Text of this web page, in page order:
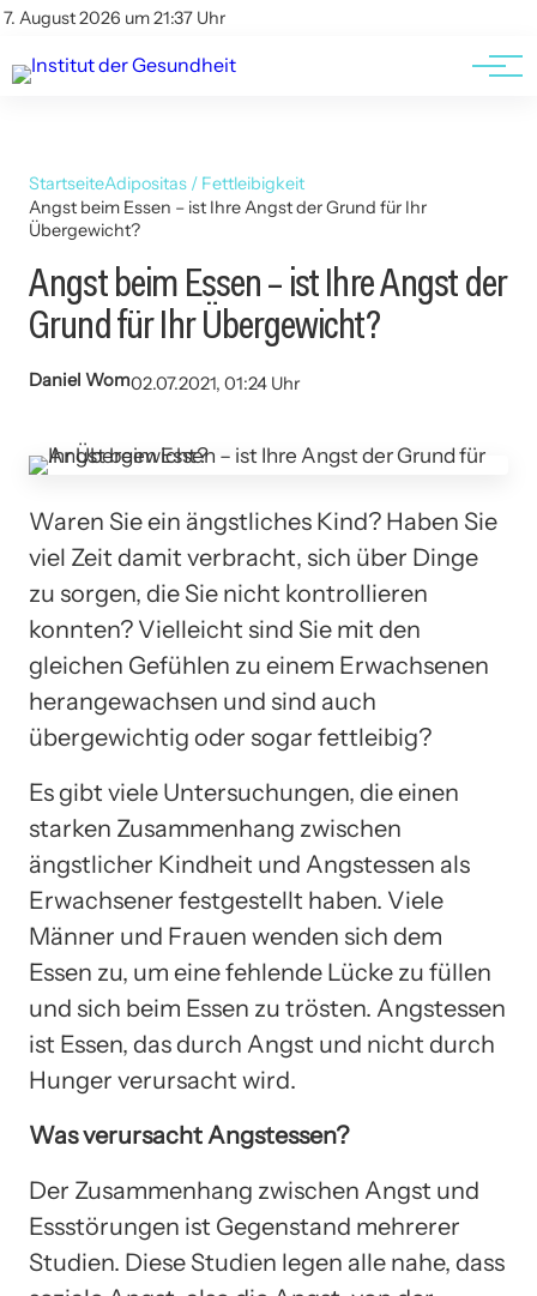
7. August 2026 um 21:37 Uhr
Kontakt
Kontakt
AGBs
StartseiteAdipositas / Fettleibigkeit
Angst beim Essen – ist Ihre Angst der Grund für Ihr
Übergewicht?
Angst beim Essen – ist Ihre Angst der
Grund für Ihr Übergewicht?
Daniel Wom02.07.2021, 01:24 Uhr
Waren Sie ein ängstliches Kind? Haben Sie
viel Zeit damit verbracht, sich über Dinge
zu sorgen, die Sie nicht kontrollieren
konnten? Vielleicht sind Sie mit den
gleichen Gefühlen zu einem Erwachsenen
herangewachsen und sind auch
übergewichtig oder sogar fettleibig?
Es gibt viele Untersuchungen, die einen
starken Zusammenhang zwischen
ängstlicher Kindheit und Angstessen als
Erwachsener festgestellt haben. Viele
Männer und Frauen wenden sich dem
Essen zu, um eine fehlende Lücke zu füllen
und sich beim Essen zu trösten. Angstessen
ist Essen, das durch Angst und nicht durch
Hunger verursacht wird.
Was verursacht Angstessen?
Der Zusammenhang zwischen Angst und
Essstörungen ist Gegenstand mehrerer
Studien. Diese Studien legen alle nahe, dass